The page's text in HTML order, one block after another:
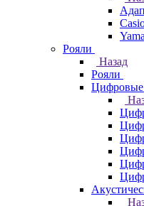
Рояли
Назад
Рояли
Цифровые